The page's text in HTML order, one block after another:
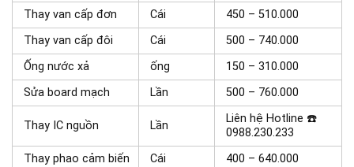
Thay van cấp đơn
Cái
450 – 510.000
Thay van cấp đôi
Cái
500 – 740.000
Ống nước xả
ống
150 – 310.000
Sửa board mạch
Lần 500 – 760.000
Thay IC nguồn Lần
Liên hệ Hotline ☎️
0988.230.233
Thay phao cảm biến
Cái
400 – 640.000